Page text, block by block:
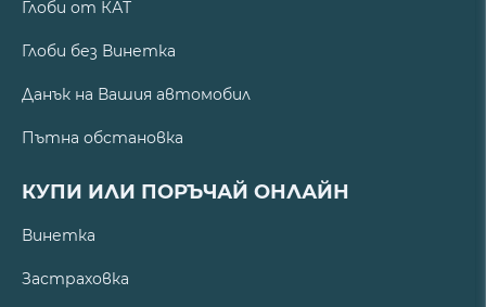
Глоби от КАТ
Глоби без Винетка
Данък на Вашия автомобил
Пътна обстановка
КУПИ ИЛИ ПОРЪЧАЙ ОНЛАЙН
Винетка
Застраховка